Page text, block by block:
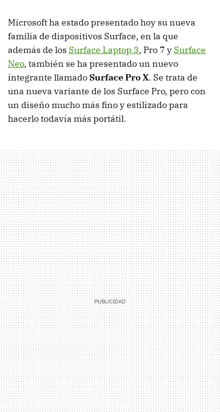
Microsoft ha estado presentado hoy su nueva
familia de dispositivos Surface, en la que
además de los Surface Laptop 3, Pro 7 y Surface
Neo, también se ha presentado un nuevo
integrante llamado Surface Pro X. Se trata de
una nueva variante de los Surface Pro, pero con
un diseño mucho más fino y estilizado para
hacerlo todavía más portátil.